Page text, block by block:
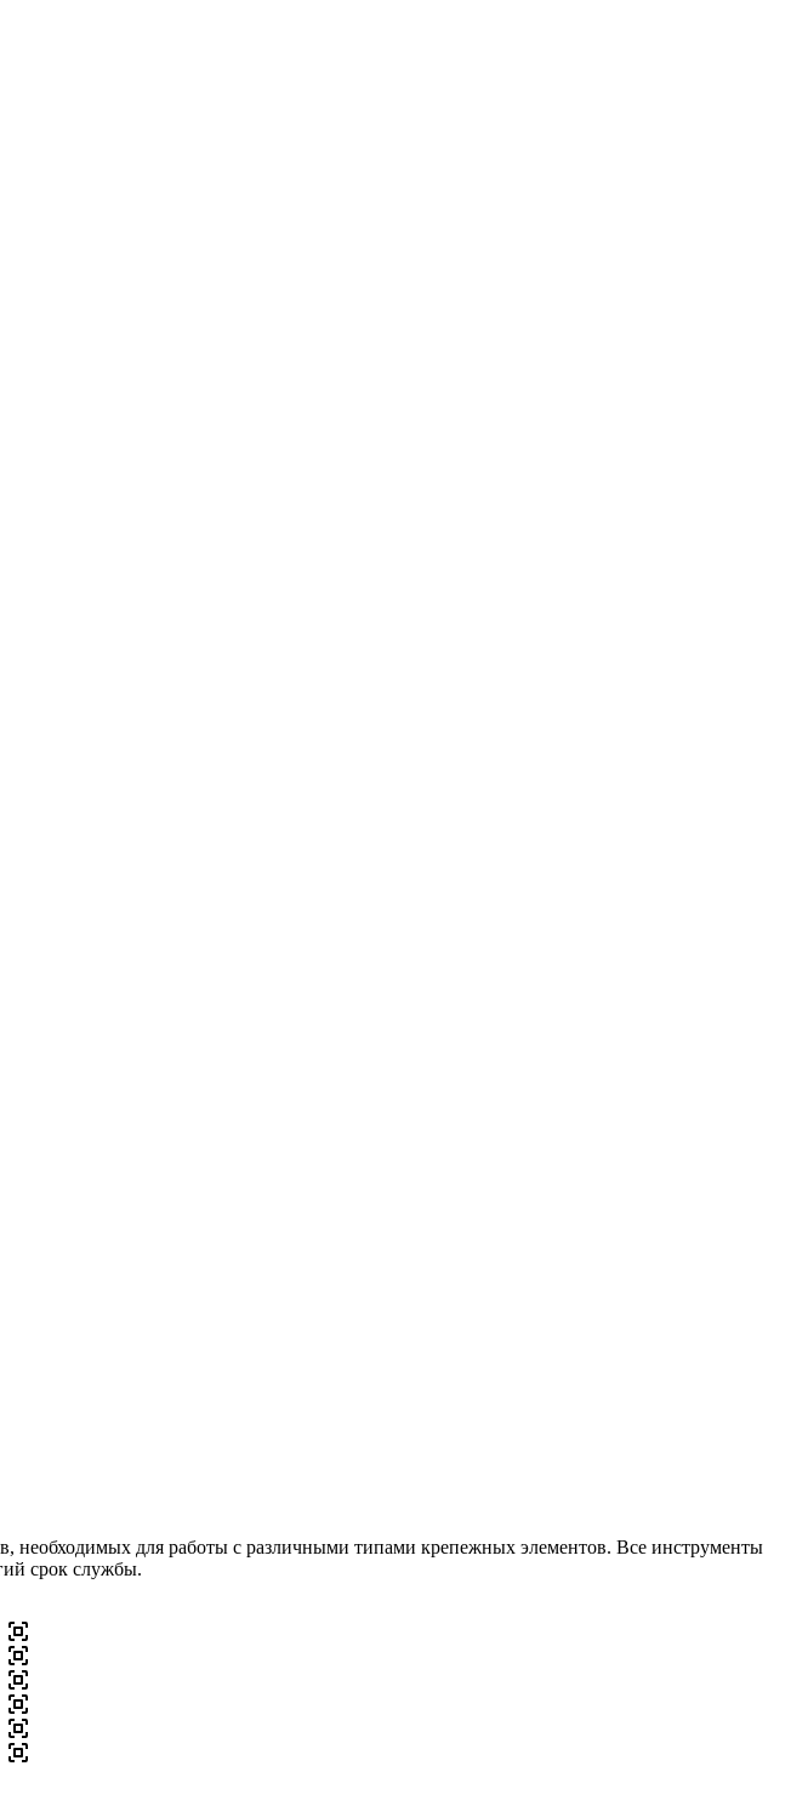
необходимых для работы с различными типами крепежных элементов. Все инструменты
срок службы.